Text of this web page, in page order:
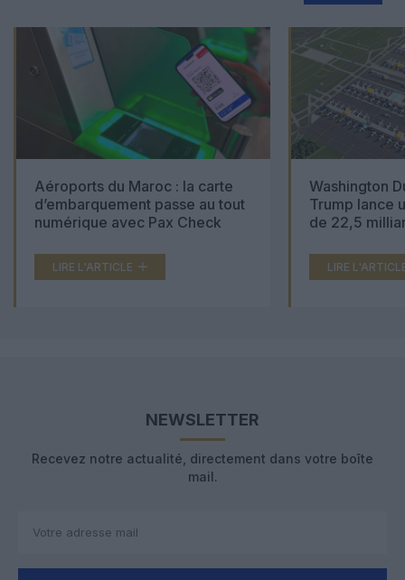
Aéroports du Maroc : la carte
d’embarquement passe au tout
numérique avec Pax Check
LIRE L'ARTICLE
Washington
Trump lance
de 22,5
LIRE
NEWSLETTER
Recevez notre actualité, directement dans votre boîte
mail.